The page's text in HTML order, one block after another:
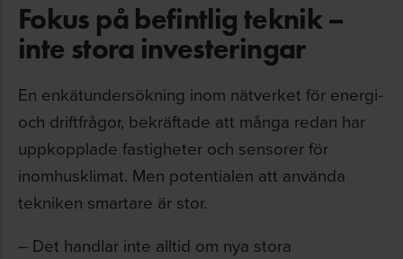
Fokus på befintlig teknik –
inte stora investeringar
En enkätundersökning inom nätverket för energi-
och driftfrågor, bekräftade att många redan har
uppkopplade fastigheter och sensorer för
inomhusklimat. Men potentialen att använda
tekniken smartare är stor.
– Det handlar inte alltid om nya stora